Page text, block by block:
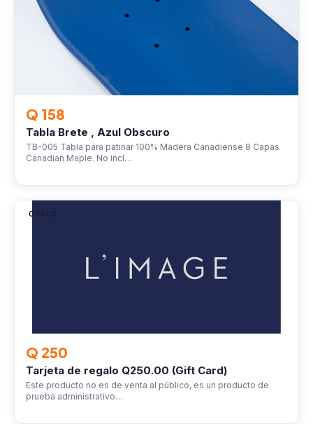
Q 158
Tabla Brete , Azul Obscuro
TB-005 Tabla para patinar 100% Madera Canadiense 8 Capas
Canadian Maple. No incl…
OTROS
Q 250
Tarjeta de regalo Q250.00 (Gift Card)
Este producto no es de venta al público, es un producto de
prueba administrativo…